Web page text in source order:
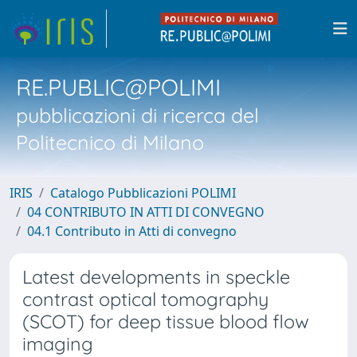
RE.PUBLIC@POLIMI
pubblicazioni di ricerca del
Politecnico di Milano
IRIS
Catalogo Pubblicazioni POLIMI
04 CONTRIBUTO IN ATTI DI CONVEGNO
04.1 Contributo in Atti di convegno
Latest developments in speckle
contrast optical tomography
(SCOT) for deep tissue blood flow
imaging